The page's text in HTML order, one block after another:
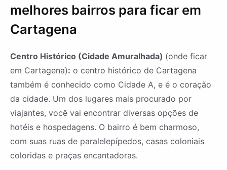
melhores bairros para ficar em
Cartagena
Centro Histórico (Cidade Amuralhada) (onde ficar
em Cartagena): o centro histórico de Cartagena
também é conhecido como Cidade A, e é o coração
da cidade. Um dos lugares mais procurado por
viajantes, você vai encontrar diversas opções de
hotéis e hospedagens. O bairro é bem charmoso,
com suas ruas de paralelepípedos, casas coloniais
coloridas e praças encantadoras.